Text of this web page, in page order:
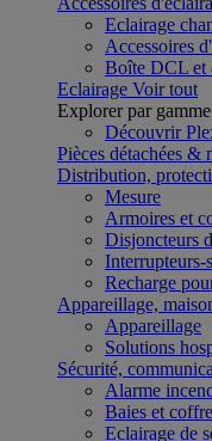
Eclairage
Accessoires
Boîte DCL et
Eclairage Voir tout
Explorer par gamme
Découvrir
Pièces détachées &
Distribution,
Mesure
Armoires et
Disjoncteurs
Interrupteurs-
Recharge
Appareillage,
Appareillage
Solutions
Sécurité,
Alarme
Baies et
Eclairage de